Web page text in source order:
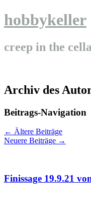
hobbykeller
creep in the
Archiv des
Beitrags-Navigation
← Ältere Beiträge
Neuere Beiträge →
Finissage 19.9.21